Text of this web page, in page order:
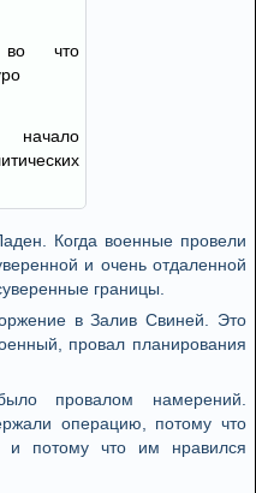
во что
начало
Когда военные провели
и очень отдаленной
границы.
в Залив Свиней. Это
провал планирования
провалом намерений.
операцию, потому что
и потому что им нравился